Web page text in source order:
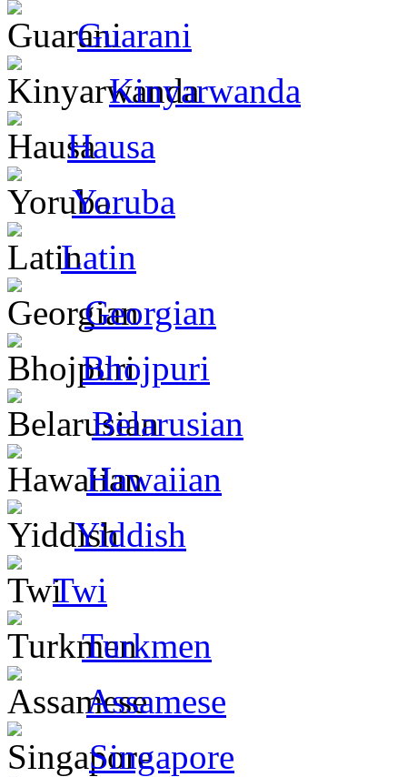
Guarani
Kinyarwanda
Hausa
Yoruba
Latin
Georgian
Bhojpuri
Belarusian
Hawaiian
Yiddish
Twi
Turkmen
Assamese
Singapore